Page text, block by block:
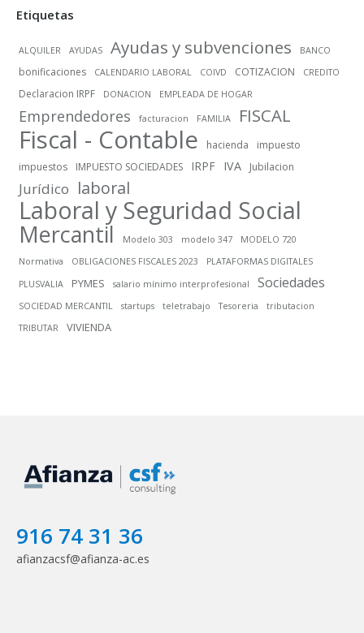
Etiquetas
ALQUILER AYUDAS Ayudas y subvenciones BANCO
bonificaciones CALENDARIO LABORAL COIVD COTIZACION CREDITO
Declaracion IRPF DONACION EMPLEADA DE HOGAR
Emprendedores facturacion FAMILIA FISCAL
Fiscal - Contable hacienda
impuesto
impuestos
IMPUESTO SOCIEDADES IRPF IVA Jubilacion
Jurídico laboral
Laboral y Seguridad Social
Mercantil Modelo 303 modelo 347
MODELO 720
Normativa
OBLIGACIONES FISCALES 2023
PLATAFORMAS DIGITALES
PLUSVALIA
PYMES salario mínimo interprofesional Sociedades
SOCIEDAD MERCANTIL startups teletrabajo Tesoreria
tributacion
TRIBUTAR
VIVIENDA
916 74 31 36
afianzacsf@afianza-ac.es